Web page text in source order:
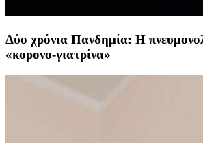
Δύο χρόνια Πανδημία: Η
«κορονο-γιατρίνα»